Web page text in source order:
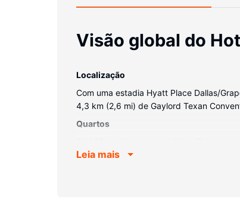
Visão global do
Localização
Com uma estadia Hyatt Place Dallas/
4,3 km (2,6 mi) de Gaylord Texan
Quartos
um sono pleno de conforto. O acesso à
Leia mais